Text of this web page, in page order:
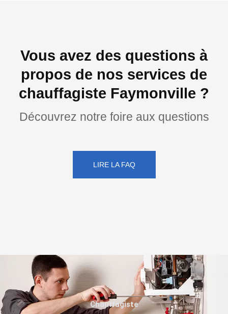
Vous avez des questions à
propos de nos services de
chauffagiste Faymonville ?
Découvrez notre foire aux questions
LIRE LA FAQ
Chauffagiste